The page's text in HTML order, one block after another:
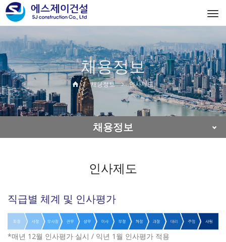
채용정보
채용정보 인사제도
채용정보
인사제도
직급별 체계 및 인사평가
*매년 12월 인사평가 실시 / 익년 1월 인사평가 적용